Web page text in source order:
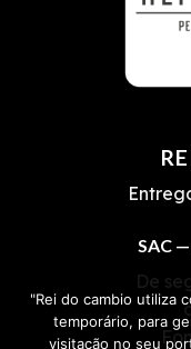
SAC
De
"Rei do cambio utiliza
temporário, para
visitação no seu